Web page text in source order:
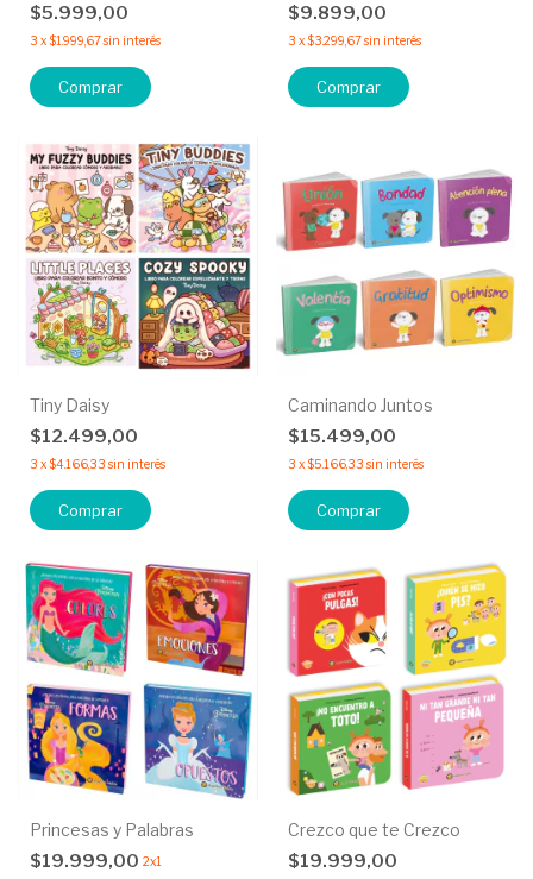
$5.999,00
3 x$1.999,67sin interés
Comprar
$9.899,00
3 x$3.299,67sin interés
Comprar
Tiny Daisy
$12.499,00
3 x$4.166,33 sin interés
Comprar
Caminando Juntos
$15.499,00
3 x$5.166,33 sin interés
Comprar
Princesas y Palabras
$19.999,00 2x1
Crezco que te Crezco
$19.999,00